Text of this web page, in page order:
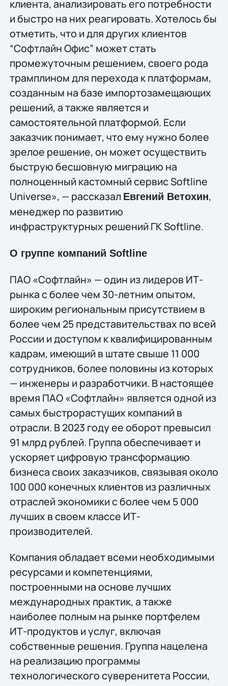
клиента, анализировать его потребности
и быстро на них реагировать. Хотелось бы
отметить, что и для других клиентов
“Софтлайн Офис” может стать
промежуточным решением, своего рода
трамплином для перехода к платформам,
созданным на базе импортозамещающих
решений, а также является и
самостоятельной платформой. Если
заказчик понимает, что ему нужно более
зрелое решение, он может осуществить
быструю бесшовную миграцию на
полноценный кастомный сервис Softline
Universe», — рассказал Евгений Ветохин,
менеджер по развитию
инфраструктурных решений ГК Softline.
О группе компаний Softline
ПАО «Софтлайн» — один из лидеров ИТ-
рынка с более чем 30-летним опытом,
широким региональным присутствием в
более чем 25 представительствах по всей
России и доступом к квалифицированным
кадрам, имеющий в штате свыше 11 000
сотрудников, более половины из которых
— инженеры и разработчики. В настоящее
время ПАО «Софтлайн» является одной из
самых быстрорастущих компаний в
отрасли. В 2023 году ее оборот превысил
91 млрд рублей. Группа обеспечивает и
ускоряет цифровую трансформацию
бизнеса своих заказчиков, связывая около
100 000 конечных клиентов из различных
отраслей экономики с более чем 5 000
лучших в своем классе ИТ-
производителей.
Компания обладает всеми необходимыми
ресурсами и компетенциями,
построенными на основе лучших
международных практик, а также
наиболее полным на рынке портфелем
ИТ-продуктов и услуг, включая
собственные решения. Группа нацелена
на реализацию программы
технологического суверенитета России,